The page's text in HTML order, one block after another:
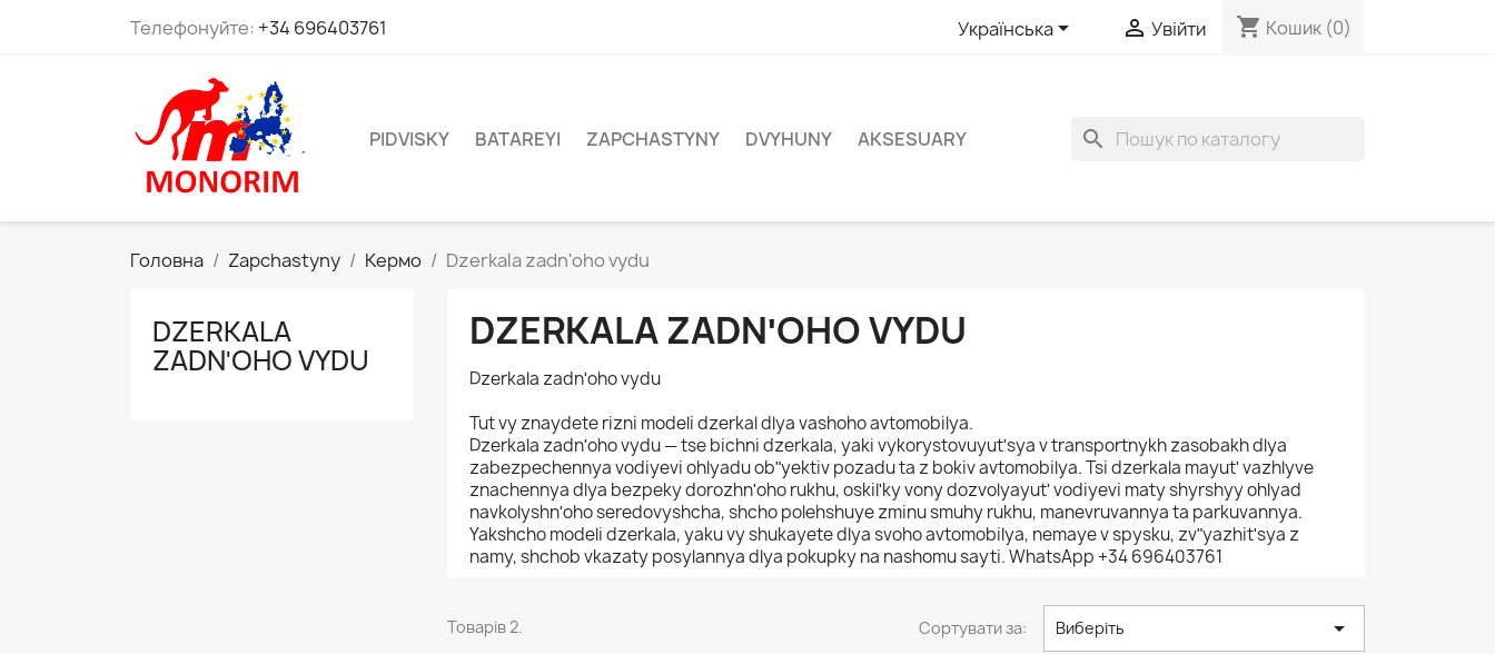
Телефонуйте: +34 696403761 Українська  Увійти shopping_cart Кошик (0)
PIDVISKY BATAREYI ZAPCHASTYNY DVYHUNY AKSESUARY search
Головна Zapchastyny Кермо Dzerkala zadnʹoho vydu
DZERKALA
ZADNʹOHO VYDU
DZERKALA ZADNʹOHO VYDU
Dzerkala zadnʹoho vydu
Tut vy znaydete rizni modeli dzerkal dlya vashoho avtomobilya.
Dzerkala zadnʹoho vydu — tse bichni dzerkala, yaki vykorystovuyutʹsya v transportnykh zasobakh dlya
zabezpechennya vodiyevi ohlyadu obʺyektiv pozadu ta z bokiv avtomobilya. Tsi dzerkala mayutʹ vazhlyve
znachennya dlya bezpeky dorozhnʹoho rukhu, oskilʹky vony dozvolyayutʹ vodiyevi maty shyrshyy ohlyad
navkolyshnʹoho seredovyshcha, shcho polehshuye zminu smuhy rukhu, manevruvannya ta parkuvannya.
Yakshcho modeli dzerkala, yaku vy shukayete dlya svoho avtomobilya, nemaye v spysku, zvʺyazhitʹsya z
namy, shchob vkazaty posylannya dlya pokupky na nashomu sayti. WhatsApp +34 696403761
Товарів 2. Сортувати за: Виберіть 